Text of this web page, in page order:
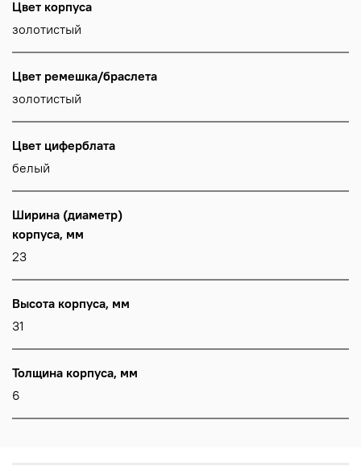
Цвет корпуса
золотистый
Цвет ремешка/браслета
золотистый
Цвет циферблата
белый
Ширина (диаметр)
корпуса, мм
23
Высота корпуса, мм
31
Толщина корпуса, мм
6